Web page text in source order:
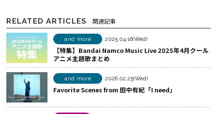
ア
る
b
o
k
で
シ
シ
ェ
る
RELATED ARTICLES 関連記事
and more 2025.04.16(Wed)
【特集】Bandai Namco Music Live 2025年4月クール
アニメ主題歌まとめ
and more 2026.02.25(Wed)
Favorite Scenes from 田中有紀「I need」